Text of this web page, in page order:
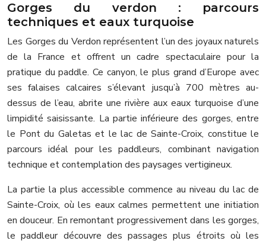
Gorges du verdon : parcours
techniques et eaux turquoise
Les Gorges du Verdon représentent l’un des joyaux naturels
de la France et offrent un cadre spectaculaire pour la
pratique du paddle. Ce canyon, le plus grand d’Europe avec
ses falaises calcaires s’élevant jusqu’à 700 mètres au-
dessus de l’eau, abrite une rivière aux eaux turquoise d’une
limpidité saisissante. La partie inférieure des gorges, entre
le Pont du Galetas et le lac de Sainte-Croix, constitue le
parcours idéal pour les paddleurs, combinant navigation
technique et contemplation des paysages vertigineux.
La partie la plus accessible commence au niveau du lac de
Sainte-Croix, où les eaux calmes permettent une initiation
en douceur. En remontant progressivement dans les gorges,
le paddleur découvre des passages plus étroits où les